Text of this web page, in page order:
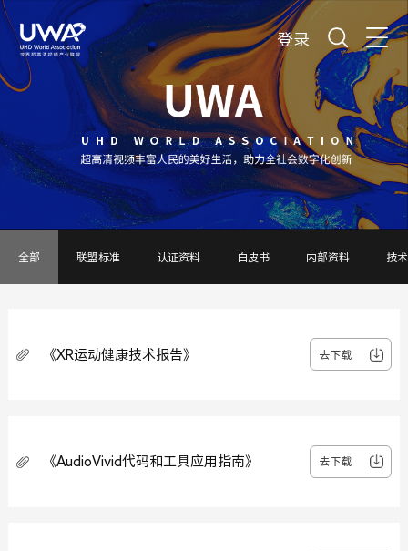
登录
全部 联盟标准 认证资料 白皮书 内部资料 技
《XR运动健康技术报告》 去下载
《AudioVivid代码和工具应用指南》 去下载